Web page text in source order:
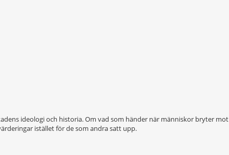
ideologi och historia. Om vad som händer när människor bryter mot
istället för de som andra satt upp.